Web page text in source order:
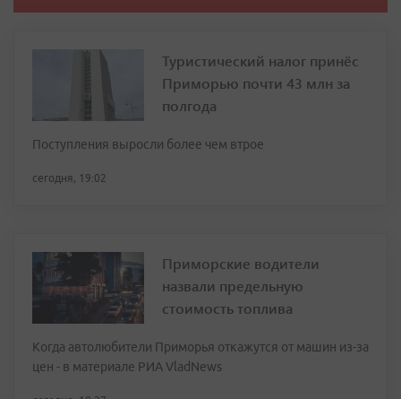
Туристический налог принёс
Приморью почти 43 млн за
полгода
Поступления выросли более чем втрое
сегодня, 19:02
Приморские водители
назвали предельную
стоимость топлива
Когда автолюбители Приморья откажутся от машин из-за
цен - в материале РИА VladNews